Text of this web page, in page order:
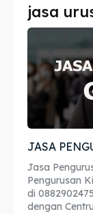
Imta
Legalisir
Apostille
Penerjemah
Asuransi
Blog
Imta
Legalisir
Apostille
Penerjemah
Asuransi
Blog
jasa
JASA
Jasa
Pengurusan
di
dengan